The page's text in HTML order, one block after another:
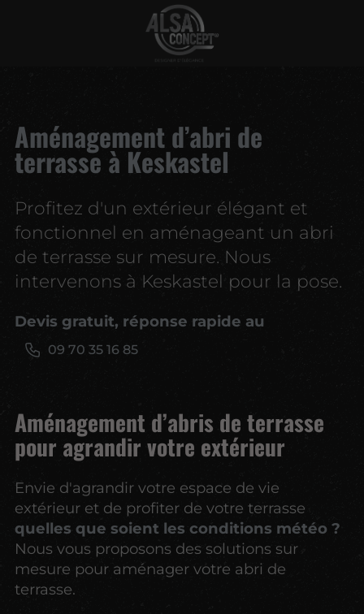
Aménagement d’abri de
terrasse à Keskastel
Profitez d'un extérieur élégant et
fonctionnel en aménageant un abri
de terrasse sur mesure. Nous
intervenons à Keskastel pour la pose.
Devis gratuit, réponse rapide au
09 70 35 16 85
Aménagement d’abris de terrasse
pour agrandir votre extérieur
Envie d'agrandir votre espace de vie
extérieur et de profiter de votre terrasse
quelles que soient les conditions météo ?
Nous vous proposons des solutions sur
mesure pour aménager votre abri de
terrasse.